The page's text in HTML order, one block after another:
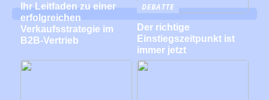
Ihr Leitfaden zu einer
erfolgreichen
Verkaufsstrategie im
B2B-Vertrieb
DEBATTE
Der richtige
Einstiegszeitpunkt ist
immer jetzt